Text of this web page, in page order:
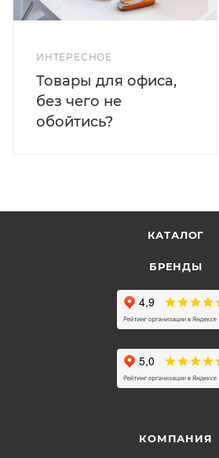
ИНТЕРЕСНОЕ
Товары для офиса,
без чего не
обойтись?
КАТАЛОГ
БРЕНДЫ
КОМПАНИЯ